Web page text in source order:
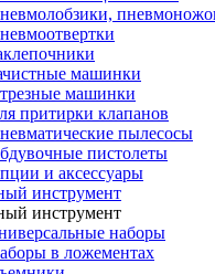
машинки
машинки
притирки клапанов
пылесосы
пистолеты
и аксессуары
инструмент
инструмент
наборы
в ложементах